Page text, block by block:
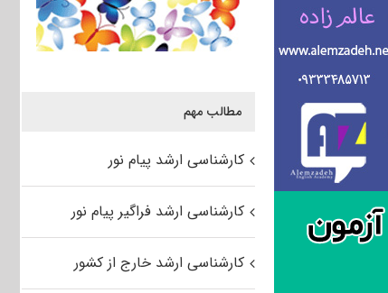
مطالب مهم
کارشناسی ارشد پیام نور
کارشناسی ارشد فراگیر پیام نور
کارشناسی ارشد خارج از کشور